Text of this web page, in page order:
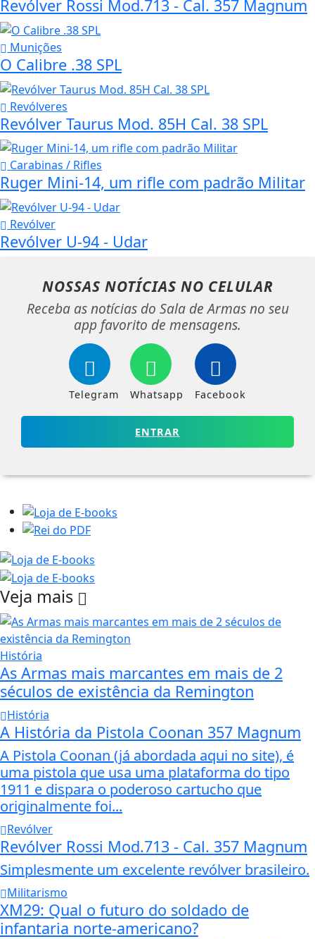
Revólver Rossi Mod.713 - Cal. 357 Magnum
Munições
O Calibre .38 SPL
Revólveres
Revólver Taurus Mod. 85H Cal. 38 SPL
Carabinas / Rifles
Ruger Mini-14, um rifle com padrão Militar
Revólver
Revólver U-94 - Udar
NOSSAS NOTÍCIAS NO CELULAR
Receba as notícias do Sala de Armas no seu
app favorito de mensagens.
Telegram Whatsapp Facebook
ENTRAR
Veja mais
História
As Armas mais marcantes em mais de 2
séculos de existência da Remington
História
A História da Pistola Coonan 357 Magnum
A Pistola Coonan (já abordada aqui no site), é
uma pistola que usa uma plataforma do tipo
1911 e dispara o poderoso cartucho que
originalmente foi...
Revólver
Revólver Rossi Mod.713 - Cal. 357 Magnum
Simplesmente um excelente revólver brasileiro.
Militarismo
XM29: Qual o futuro do soldado de
infantaria norte-americano?